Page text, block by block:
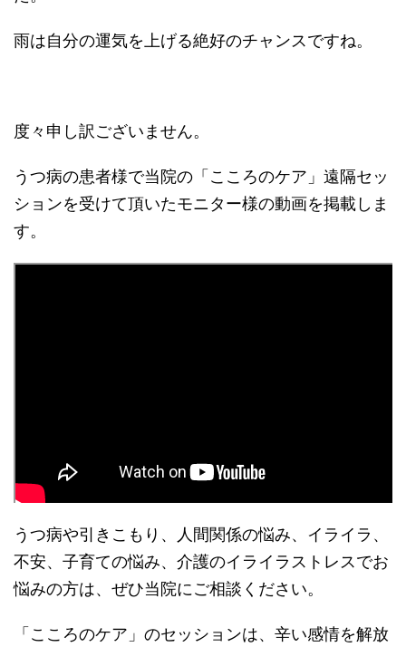
雨は自分の運気を上げる絶好のチャンスですね。
度々申し訳ございません。
うつ病の患者様で当院の「こころのケア」遠隔セッ
ションを受けて頂いたモニター様の動画を掲載しま
す。
うつ病や引きこもり、人間関係の悩み、イライラ、
不安、子育ての悩み、介護のイライラストレスでお
悩みの方は、ぜひ当院にご相談ください。
「こころのケア」のセッションは、辛い感情を解放